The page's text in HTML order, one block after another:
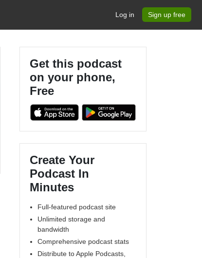
Log in Sign up free
Get this podcast
on your phone,
Free
Create Your
Podcast In
Minutes
Full-featured podcast site
Unlimited storage and
bandwidth
Comprehensive podcast stats
Distribute to Apple Podcasts,